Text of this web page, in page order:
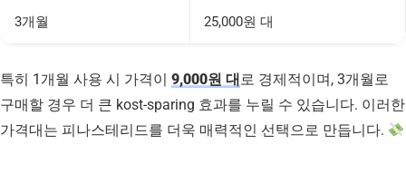
3개월 25,000원 대
특히 1개월 사용 시 가격이 9,000원 대 로 경제적이며, 3개월로
구매할 경우 더 큰 kost-sparing 효과를 누릴 수 있습니다. 이러한
가격대는 피나스테리드를 더욱 매력적인 선택으로 만듭니다.